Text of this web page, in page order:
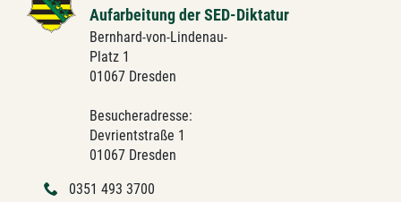
Aufarbeitung der SED-Diktatur
Bernhard-von-Lindenau-
Platz 1
01067 Dresden
Besucheradresse:
Devrientstraße 1
01067 Dresden
0351 493 3700